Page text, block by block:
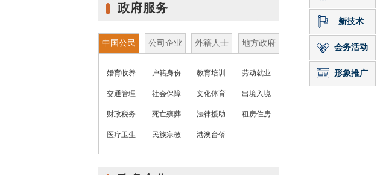
政府服务
中国公民 公司企业 外籍人士 地方政府
婚育收养 户籍身份 教育培训 劳动就业
交通管理 社会保障 文化体育 出境入境
财政税务 死亡殡葬 法律援助 租房住房
医疗卫生 民族宗教 港澳台侨